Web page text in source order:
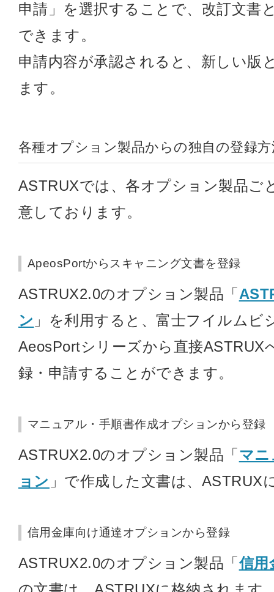
申請」を選択することで、改訂文書
できます。
申請内容が承認されると、新しい版
ます。
各種オプション製品からの独自の登録方
ASTRUXでは、各オプション製品ご
意しております。
ApeosPortからスキャニング文書を登録
ASTRUX2.0のオプション製品「
ン 」を利用すると、富士フイルムビ
AeosPortシリーズから直接ASTRUX
録・申請することができます。
マニュアル・手順書作成オプションから登録
ASTRUX2.0のオプション製品「 マニ
ョン 」で作成した文書は、ASTRUX
信用金庫向け通達オプションから登録
ASTRUX2.0のオプション製品「信用